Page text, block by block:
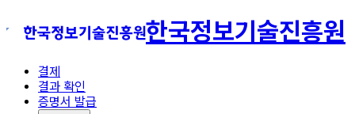
한국정보기술진흥원
결제
결과 확인
증명서 발급